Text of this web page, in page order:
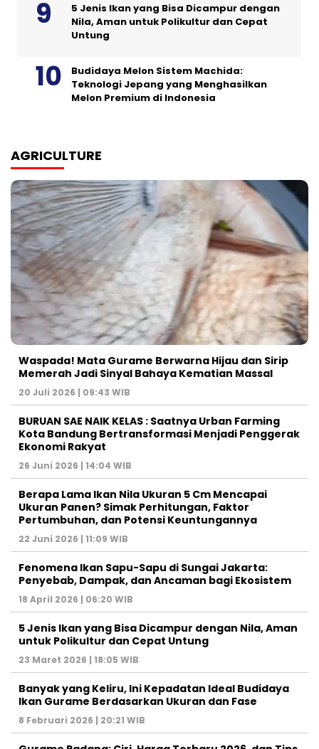
5 Jenis Ikan yang Bisa Dicampur dengan
Nila, Aman untuk Polikultur dan Cepat
Untung
Budidaya Melon Sistem Machida:
Teknologi Jepang yang Menghasilkan
Melon Premium di Indonesia
AGRICULTURE
Waspada! Mata Gurame Berwarna Hijau dan Sirip
Memerah Jadi Sinyal Bahaya Kematian Massal
20 Juli 2026 | 09:43 WIB
BURUAN SAE NAIK KELAS : Saatnya Urban Farming
Kota Bandung Bertransformasi Menjadi Penggerak
Ekonomi Rakyat
26 Juni 2026 | 14:04 WIB
Berapa Lama Ikan Nila Ukuran 5 Cm Mencapai
Ukuran Panen? Simak Perhitungan, Faktor
Pertumbuhan, dan Potensi Keuntungannya
22 Juni 2026 | 11:09 WIB
Fenomena Ikan Sapu-Sapu di Sungai Jakarta:
Penyebab, Dampak, dan Ancaman bagi Ekosistem
18 April 2026 | 06:20 WIB
5 Jenis Ikan yang Bisa Dicampur dengan Nila, Aman
untuk Polikultur dan Cepat Untung
23 Maret 2026 | 18:05 WIB
Banyak yang Keliru, Ini Kepadatan Ideal Budidaya
Ikan Gurame Berdasarkan Ukuran dan Fase
8 Februari 2026 | 20:21 WIB